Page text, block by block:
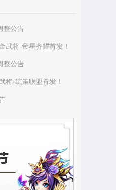
整公告
武将-帝星齐耀首发！
整公告
将-统策联盟首发！